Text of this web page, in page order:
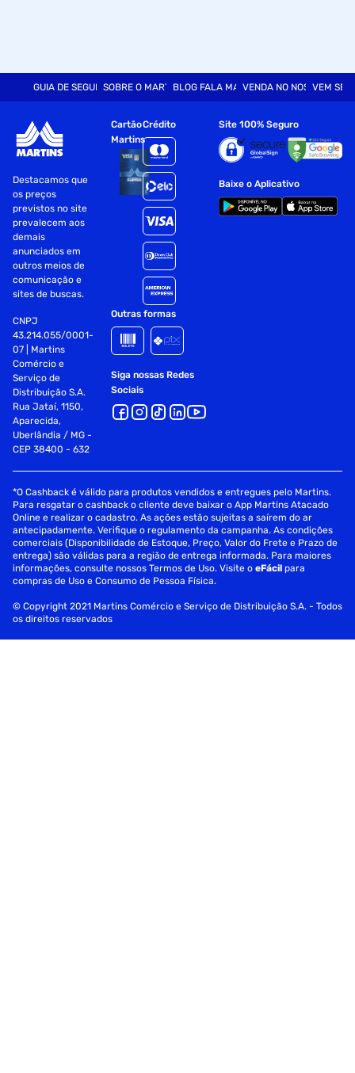
GUIA DE SEGURANÇASOBRE O MARTINSBLOG FALA MARTVENDA NO NOSSO SITE
VEM SER
Destacamos que
os preços
previstos no site
prevalecem aos
demais
anunciados em
outros meios de
comunicação e
sites de buscas.
CNPJ
43.214.055/0001-
07 | Martins
Comércio e
Serviço de
Distribuição S.A.
Rua Jataí, 1150,
Aparecida,
Uberlândia / MG -
CEP 38400 - 632
Cartão
Martins
Crédito
Outras formas
Siga nossas Redes
Sociais
Site 100% Seguro
Baixe o Aplicativo
*O Cashback é válido para produtos vendidos e entregues pelo Martins.
Para resgatar o cashback o cliente deve baixar o App Martins Atacado
Online e realizar o cadastro. As ações estão sujeitas a saírem do ar
antecipadamente. Verifique o regulamento da campanha. As condições
comerciais (Disponibilidade de Estoque, Preço, Valor do Frete e Prazo de
entrega) são válidas para a região de entrega informada. Para maiores
informações, consulte nossos Termos de Uso. Visite oeFácil para
compras de Uso e Consumo de Pessoa Física.
© Copyright 2021 Martins Comércio e Serviço de Distribuição S.A. - Todos
os direitos reservados